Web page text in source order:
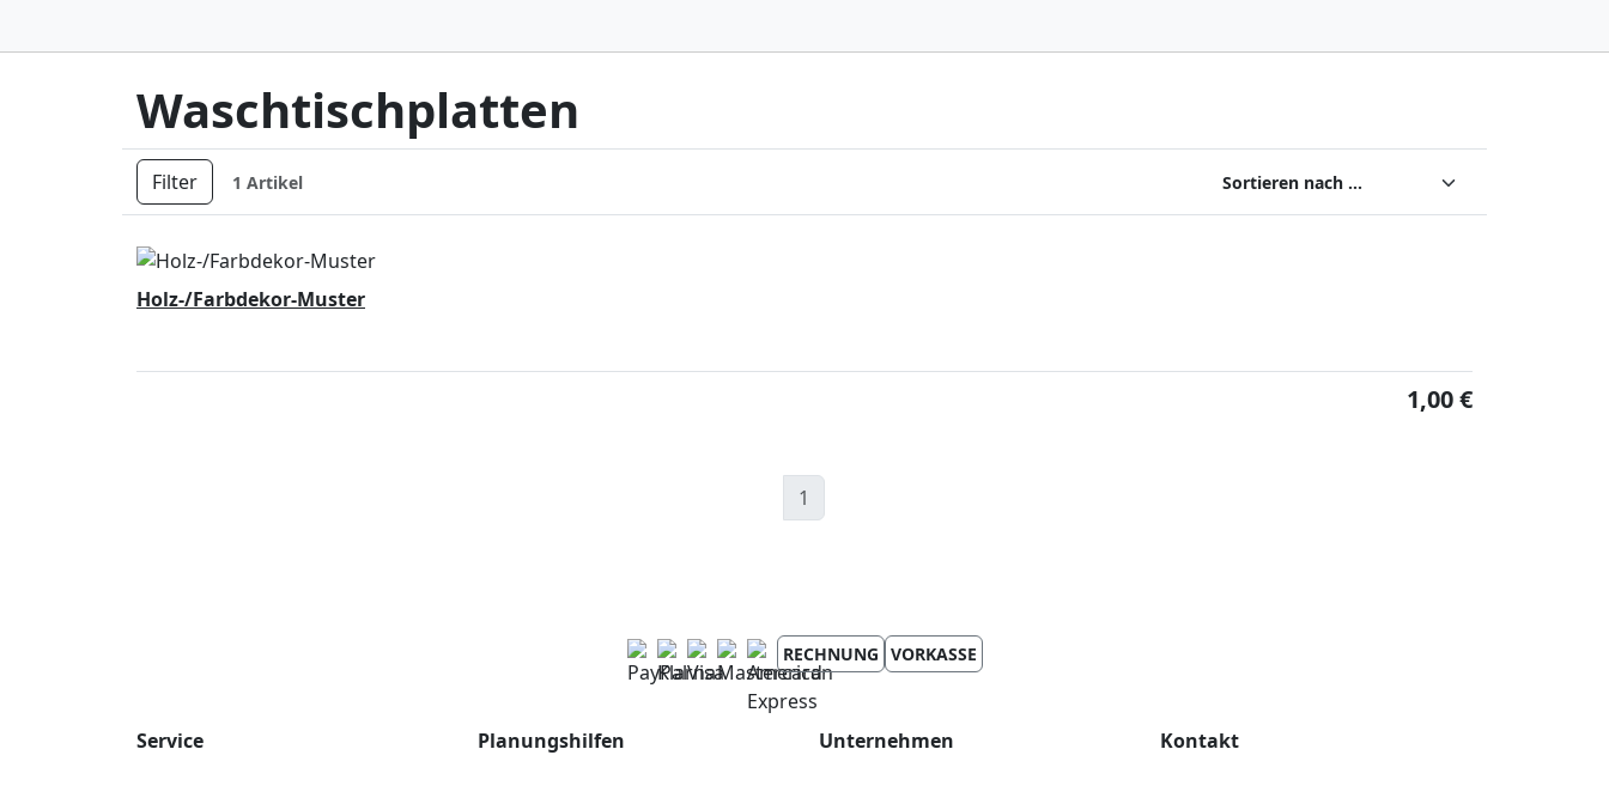
Waschtischplatten
Filter 1 Artikel
Holz-/Farbdekor-Muster
1,00 €
1
RECHNUNG VORKASSE
Service Planungshilfen Unternehmen Kontakt